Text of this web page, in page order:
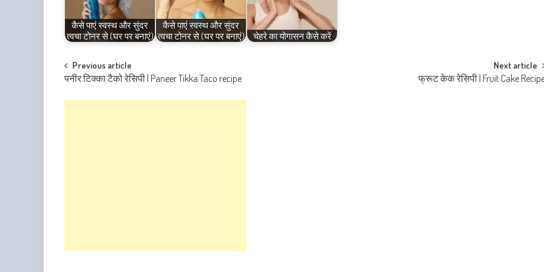
कैसे पाएं स्वस्थ और सुंदर
त्वचा टोनर से (घर पर बनाएं)
कैसे पाएं स्वस्थ और सुंदर
त्वचा टोनर से (घर पर बनाएं)
चेहरे का योगासन कैसे करें
Post
navigation
Previous article
पनीर टिक्का टैको रेसिपी | Paneer Tikka Taco recipe
Next article
फ्रूट केक रेसिपी | Fruit Cake